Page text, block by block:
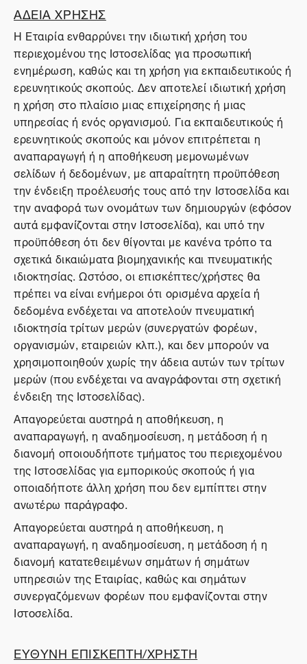
ΑΔΕΙΑ ΧΡΗΣΗΣ
Η Εταιρία ενθαρρύνει την ιδιωτική χρήση του
περιεχομένου της Ιστοσελίδας για προσωπική
ενημέρωση, καθώς και τη χρήση για εκπαιδευτικούς ή
ερευνητικούς σκοπούς. Δεν αποτελεί ιδιωτική χρήση
η χρήση στο πλαίσιο μιας επιχείρησης ή μιας
υπηρεσίας ή ενός οργανισμού. Για εκπαιδευτικούς ή
ερευνητικούς σκοπούς και μόνον επιτρέπεται η
αναπαραγωγή ή η αποθήκευση μεμονωμένων
σελίδων ή δεδομένων, με απαραίτητη προϋπόθεση
την ένδειξη προέλευσής τους από την Ιστοσελίδα και
την αναφορά των ονομάτων των δημιουργών (εφόσον
αυτά εμφανίζονται στην Ιστοσελίδα), και υπό την
προϋπόθεση ότι δεν θίγονται με κανένα τρόπο τα
σχετικά δικαιώματα βιομηχανικής και πνευματικής
ιδιοκτησίας. Ωστόσο, οι επισκέπτες/χρήστες θα
πρέπει να είναι ενήμεροι ότι ορισμένα αρχεία ή
δεδομένα ενδέχεται να αποτελούν πνευματική
ιδιοκτησία τρίτων μερών (συνεργατών φορέων,
οργανισμών, εταιρειών κλπ.), και δεν μπορούν να
χρησιμοποιηθούν χωρίς την άδεια αυτών των τρίτων
μερών (που ενδέχεται να αναγράφονται στη σχετική
ένδειξη της Ιστοσελίδας).
Απαγορεύεται αυστηρά η αποθήκευση, η
αναπαραγωγή, η αναδημοσίευση, η μετάδοση ή η
διανομή οποιουδήποτε τμήματος του περιεχομένου
της Ιστοσελίδας για εμπορικούς σκοπούς ή για
οποιαδήποτε άλλη χρήση που δεν εμπίπτει στην
ανωτέρω παράγραφο.
Απαγορεύεται αυστηρά η αποθήκευση, η
αναπαραγωγή, η αναδημοσίευση, η μετάδοση ή η
διανομή κατατεθειμένων σημάτων ή σημάτων
υπηρεσιών της Εταιρίας, καθώς και σημάτων
συνεργαζόμενων φορέων που εμφανίζονται στην
Ιστοσελίδα.
ΕΥΘΥΝΗ ΕΠΙΣΚΕΠΤΗ/ΧΡΗΣΤΗ